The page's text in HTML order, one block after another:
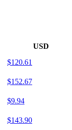
USD
$120.61
$152.67
$9.94
$143.90